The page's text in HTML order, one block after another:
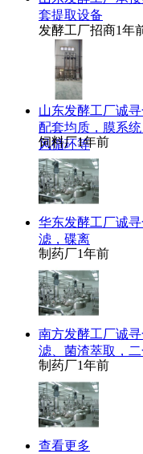
套提取设备
发酵工厂招商1年
山东发酵工厂诚
配套均质，膜系
风循环等
饲料厂1年前
华东发酵工厂诚
滤，碟离
制药厂1年前
南方发酵工厂诚
滤、菌渣萃取，
制药厂1年前
查看更多